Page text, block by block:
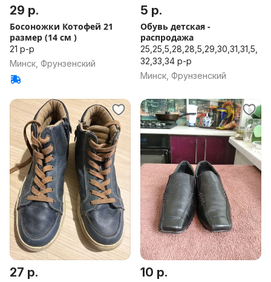
29 р.
Босоножки Котофей 21
размер (14 см )
21 р-р
Минск, Фрунзенский
5 р.
Обувь детская -
распродажа
25,25,5,28,28,5,29,30,31,31,5,
32,33,34 р-р
Минск, Фрунзенский
27 р. 10 р.